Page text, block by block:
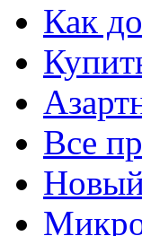
Как
Все